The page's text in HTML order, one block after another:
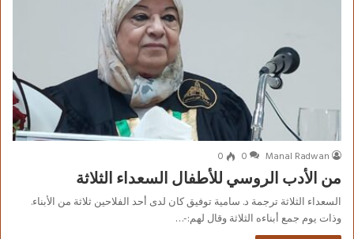
Manal Radwan
0
0
من الأدب الروسي للأطفال السعداء الثلاثة
السعداء الثلاثة ترجمة د. سامية توفيق كان لدى أحد الفلاحين ثلاثة من الأبناء.
وذات يوم جمع أبناءه الثلاثة وقال لهم:-…